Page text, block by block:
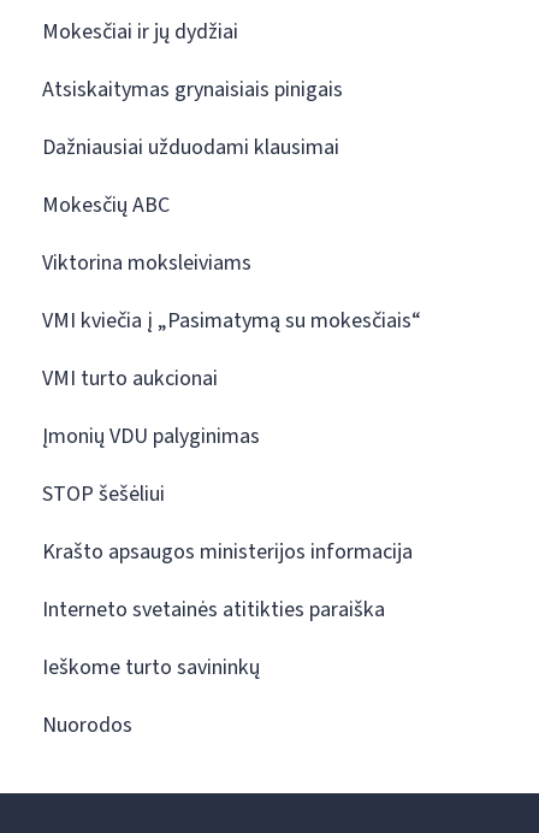
Mokesčiai ir jų dydžiai
Atsiskaitymas grynaisiais pinigais
Dažniausiai užduodami klausimai
Mokesčių ABC
Viktorina moksleiviams
VMI kviečia į „Pasimatymą su mokesčiais“
VMI turto aukcionai
Įmonių VDU palyginimas
STOP šešėliui
Krašto apsaugos ministerijos informacija
Interneto svetainės atitikties paraiška
Ieškome turto savininkų
Nuorodos